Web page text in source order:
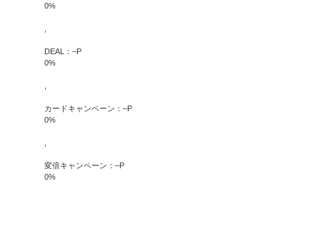
0%
,
DEAL： –P
0%
,
カードキャンペーン： –P
0%
,
変倍キャンペーン： –P
0%